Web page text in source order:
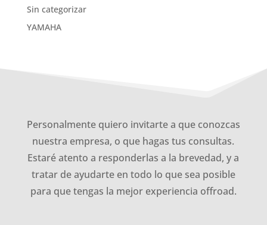
Sin categorizar
YAMAHA
Personalmente quiero invitarte a que conozcas
nuestra empresa, o que hagas tus consultas.
Estaré atento a responderlas a la brevedad, y a
tratar de ayudarte en todo lo que sea posible
para que tengas la mejor experiencia offroad.